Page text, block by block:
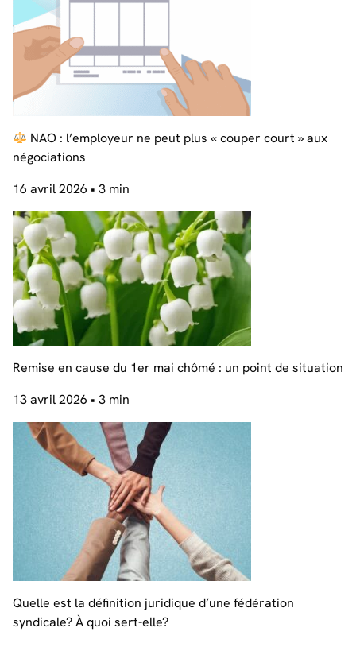
NAO : l’employeur ne peut plus « couper court » aux
négociations
16 avril 2026 • 3 min
Remise en cause du 1er mai chômé : un point de situation
13 avril 2026 • 3 min
Quelle est la définition juridique d’une fédération
syndicale? À quoi sert-elle?